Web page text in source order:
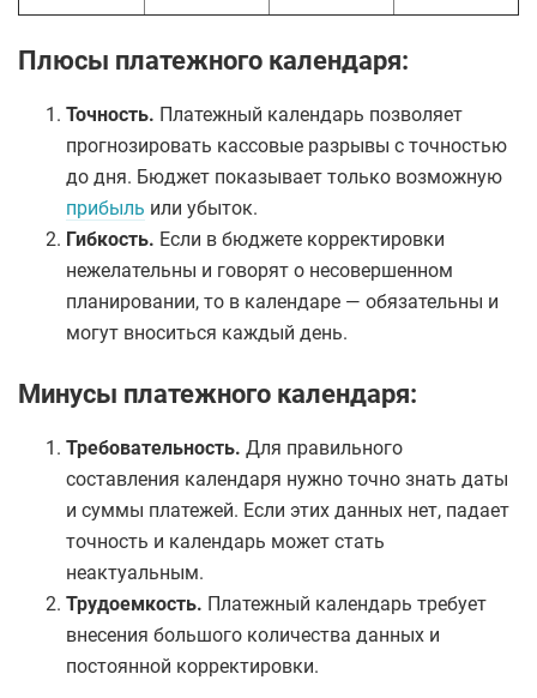
Плюсы платежного календаря:
Точность. Платежный календарь позволяет
прогнозировать кассовые разрывы с точностью
до дня. Бюджет показывает только возможную
прибыль или убыток.
Гибкость. Если в бюджете корректировки
нежелательны и говорят о несовершенном
планировании, то в календаре — обязательны и
могут вноситься каждый день.
Минусы платежного календаря:
Требовательность. Для правильного
составления календаря нужно точно знать даты
и суммы платежей. Если этих данных нет, падает
точность и календарь может стать
неактуальным.
Трудоемкость. Платежный календарь требует
внесения большого количества данных и
постоянной корректировки.